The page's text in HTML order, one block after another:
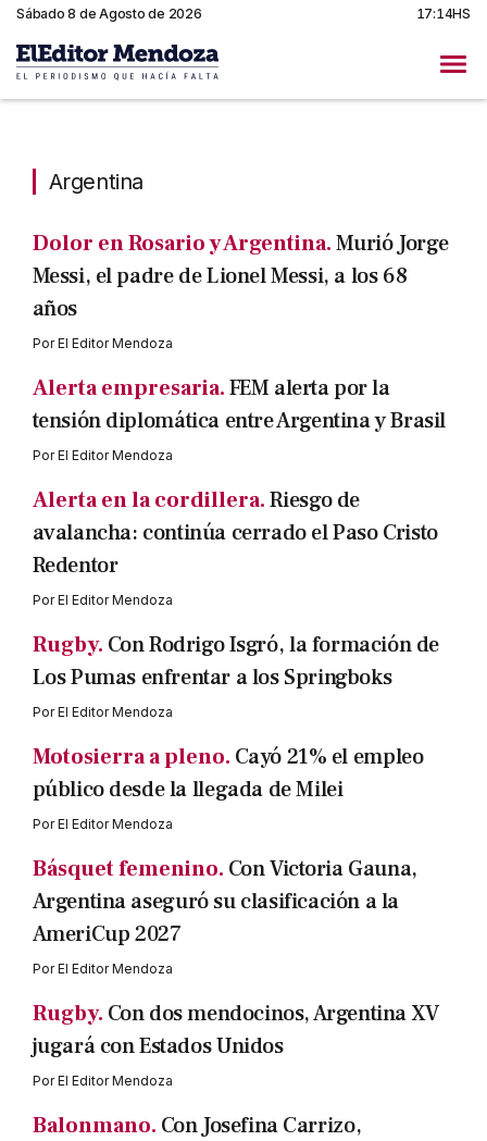
Sábado 8 de Agosto de 2026 17:14HS
Argentina
Dolor en Rosario y Argentina.Murió Jorge
Messi, el padre de Lionel Messi, a los 68
años
PorEl Editor Mendoza
Alerta empresaria.FEM alerta por la
tensión diplomática entre Argentina y Brasil
PorEl Editor Mendoza
Alerta en la cordillera.Riesgo de
avalancha: continúa cerrado el Paso Cristo
Redentor
PorEl Editor Mendoza
Rugby. Con Rodrigo Isgró, la formación de
Los Pumas enfrentar a los Springboks
PorEl Editor Mendoza
Motosierra a pleno. Cayó 21% el empleo
público desde la llegada de Milei
PorEl Editor Mendoza
Básquet femenino. Con Victoria Gauna,
Argentina aseguró su clasificación a la
AmeriCup 2027
PorEl Editor Mendoza
Rugby. Con dos mendocinos, Argentina XV
jugará con Estados Unidos
PorEl Editor Mendoza
Balonmano. Con Josefina Carrizo,